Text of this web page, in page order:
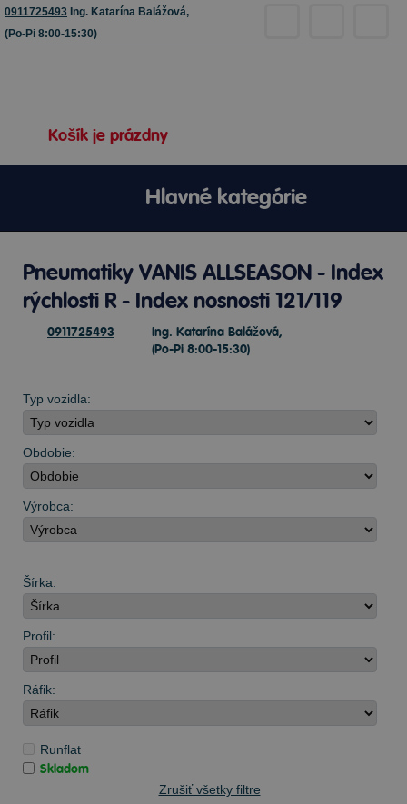
0911725493 Ing. Katarína Balážová,
(Po-Pi 8:00-15:30)
Košík je prázdny
Hlavné kategórie
Pneumatiky VANIS ALLSEASON - Index
rýchlosti R - Index nosnosti 121/119
0911725493
Ing. Katarína Balážová,
(Po-Pi 8:00-15:30)
Typ vozidla:
Obdobie:
Výrobca:
Šírka:
Profil:
Ráfik:
Runflat
Skladom
Zrušiť všetky filtre